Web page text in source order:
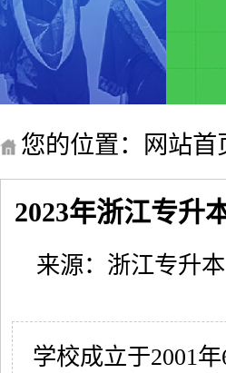
您的位置： 网站首
2023年浙江专升
来源：浙江专升本
学校成立于2001